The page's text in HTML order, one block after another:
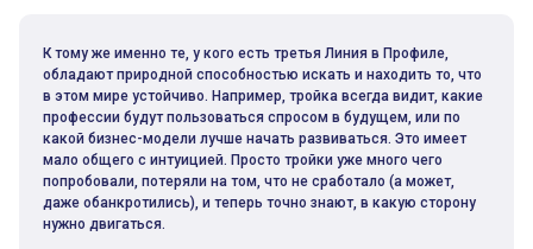
К тому же именно те, у кого есть третья Линия в Профиле,
обладают природной способностью искать и находить то, что
в этом мире устойчиво. Например, тройка всегда видит, какие
профессии будут пользоваться спросом в будущем, или по
какой бизнес-модели лучше начать развиваться. Это имеет
мало общего с интуицией. Просто тройки уже много чего
попробовали, потеряли на том, что не сработало (а может,
даже обанкротились), и теперь точно знают, в какую сторону
нужно двигаться.